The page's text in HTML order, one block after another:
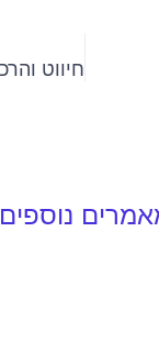
נוספים